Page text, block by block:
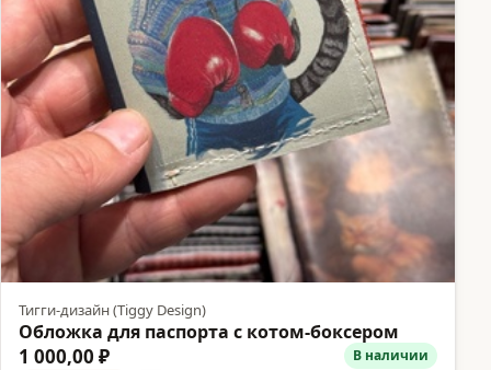
Тигги-дизайн (Tiggy Design)
Обложка для паспорта с котом-боксером
1 000,00 ₽ В наличии